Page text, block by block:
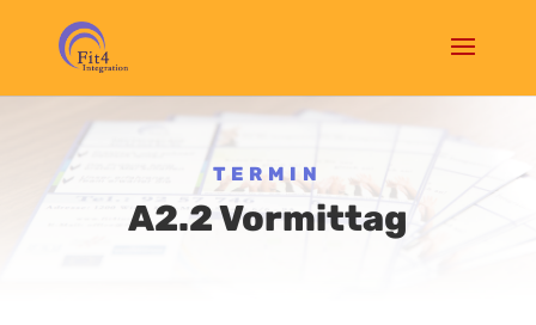
TERMIN
A2.2 Vormittag